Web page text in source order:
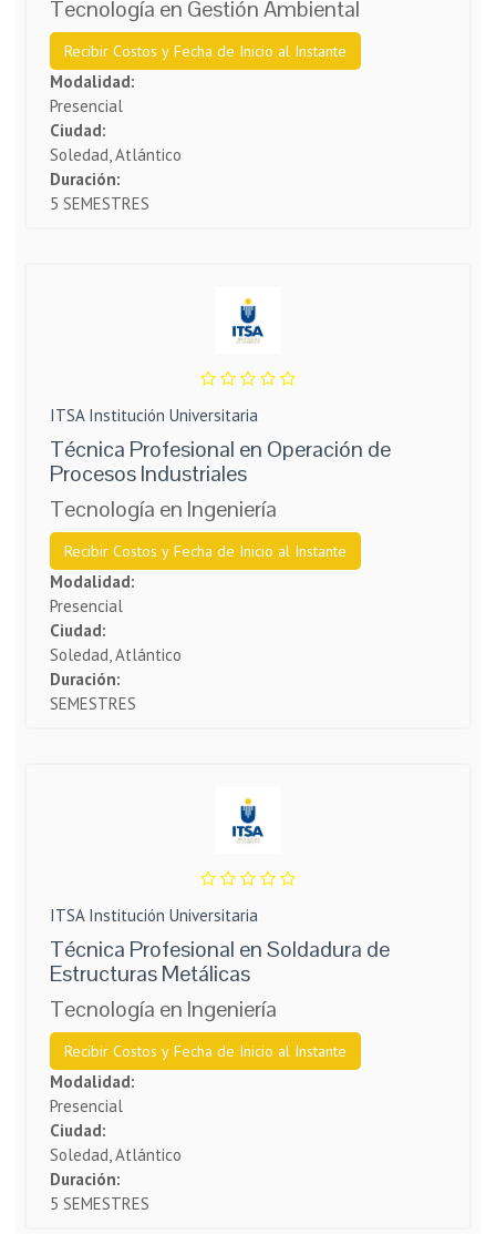
Tecnología en Gestión Ambiental
Recibir Costos y Fecha de Inicio al Instante
Modalidad:
Presencial
Ciudad:
Soledad, Atlántico
Duración:
5 SEMESTRES
ITSA Institución Universitaria
Técnica Profesional en Operación de
Procesos Industriales
Tecnología en Ingeniería
Recibir Costos y Fecha de Inicio al Instante
Modalidad:
Presencial
Ciudad:
Soledad, Atlántico
Duración:
SEMESTRES
ITSA Institución Universitaria
Técnica Profesional en Soldadura de
Estructuras Metálicas
Tecnología en Ingeniería
Recibir Costos y Fecha de Inicio al Instante
Modalidad:
Presencial
Ciudad:
Soledad, Atlántico
Duración:
5 SEMESTRES